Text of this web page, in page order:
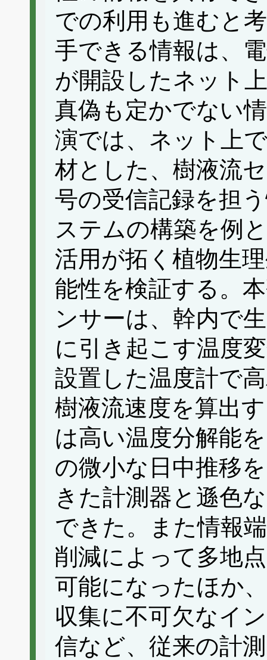
での利用も進むと
手できる情報は、
が開設したネット
真偽も定かでない
演では、ネット上
材とした、樹液流
号の受信記録を担
ステムの構築を例
活用が拓く植物生
能性を検証する。
ンサーは、幹内で
に引き起こす温度
設置した温度計で
樹液流速度を算出
は高い温度分解能
の微小な日中推移
きた計測器と遜色
できた。また情報
削減によって多地
可能になったほか
収集に不可欠なイ
信など、従来の計